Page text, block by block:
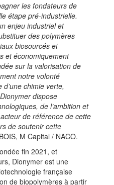
les fondateurs de
étape pré-industrielle.
enjeu industriel et
des polymères
biosourcés et
et économiquement
sur la valorisation de
notre volonté
d’une chimie verte,
dispose
de l’ambition et
de référence de cette
de soutenir cette
M Capital / NACO.
fin 2021, et
Dionymer est une
française
de biopolymères à partir